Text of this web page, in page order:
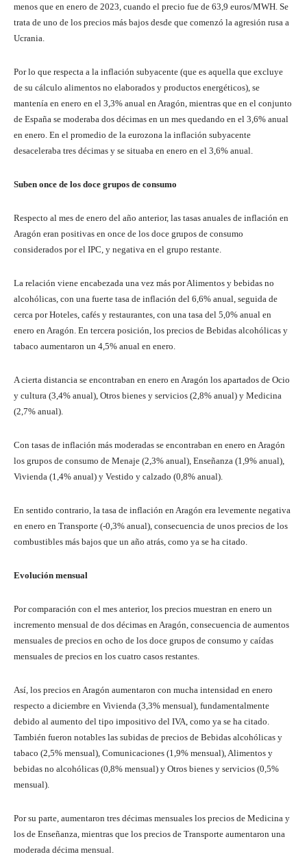
menos que en enero de 2023, cuando el precio fue de 63,9 euros/MWH. Se
trata de uno de los precios más bajos desde que comenzó la agresión rusa a
Ucrania.
Por lo que respecta a la inflación subyacente (que es aquella que excluye
de su cálculo alimentos no elaborados y productos energéticos), se
mantenía en enero en el 3,3% anual en Aragón, mientras que en el conjunto
de España se moderaba dos décimas en un mes quedando en el 3,6% anual
en enero. En el promedio de la eurozona la inflación subyacente
desaceleraba tres décimas y se situaba en enero en el 3,6% anual.
Suben once de los doce grupos de consumo
Respecto al mes de enero del año anterior, las tasas anuales de inflación en
Aragón eran positivas en once de los doce grupos de consumo
considerados por el IPC, y negativa en el grupo restante.
La relación viene encabezada una vez más por Alimentos y bebidas no
alcohólicas, con una fuerte tasa de inflación del 6,6% anual, seguida de
cerca por Hoteles, cafés y restaurantes, con una tasa del 5,0% anual en
enero en Aragón. En tercera posición, los precios de Bebidas alcohólicas y
tabaco aumentaron un 4,5% anual en enero.
A cierta distancia se encontraban en enero en Aragón los apartados de Ocio
y cultura (3,4% anual), Otros bienes y servicios (2,8% anual) y Medicina
(2,7% anual).
Con tasas de inflación más moderadas se encontraban en enero en Aragón
los grupos de consumo de Menaje (2,3% anual), Enseñanza (1,9% anual),
Vivienda (1,4% anual) y Vestido y calzado (0,8% anual).
En sentido contrario, la tasa de inflación en Aragón era levemente negativa
en enero en Transporte (-0,3% anual), consecuencia de unos precios de los
combustibles más bajos que un año atrás, como ya se ha citado.
Evolución mensual
Por comparación con el mes anterior, los precios muestran en enero un
incremento mensual de dos décimas en Aragón, consecuencia de aumentos
mensuales de precios en ocho de los doce grupos de consumo y caídas
mensuales de precios en los cuatro casos restantes.
Así, los precios en Aragón aumentaron con mucha intensidad en enero
respecto a diciembre en Vivienda (3,3% mensual), fundamentalmente
debido al aumento del tipo impositivo del IVA, como ya se ha citado.
También fueron notables las subidas de precios de Bebidas alcohólicas y
tabaco (2,5% mensual), Comunicaciones (1,9% mensual), Alimentos y
bebidas no alcohólicas (0,8% mensual) y Otros bienes y servicios (0,5%
mensual).
Por su parte, aumentaron tres décimas mensuales los precios de Medicina y
los de Enseñanza, mientras que los precios de Transporte aumentaron una
moderada décima mensual.